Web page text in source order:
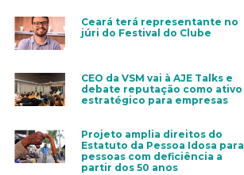
Ceará terá representante no
júri do Festival do Clube
CEO da VSM vai à AJE Talks e
debate reputação como ativo
estratégico para empresas
Projeto amplia direitos do
Estatuto da Pessoa Idosa para
pessoas com deficiência a
partir dos 50 anos